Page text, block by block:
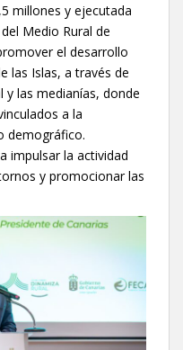
millones y ejecutada
Medio Rural de
el desarrollo
las Islas, a través de
y las medianías, donde
a la
demográfico.
impulsar la actividad
y promocionar las